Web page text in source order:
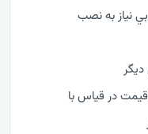
نياز به نصب
ديگر
در قياس با